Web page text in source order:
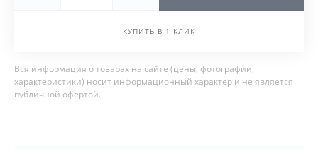
КУПИТЬ В 1 КЛИК
Вся информация о товарах на сайте (цены, фотографии,
характеристики) носит информационный характер и не является
публичной офертой.